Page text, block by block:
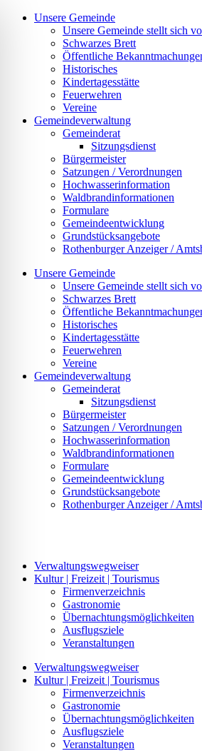
Zum
Unsere Gemeinde
Unsere Gemeinde stellt sich
Schwarzes Brett
Öffentliche
Historisches
Kindertagesstätte
Feuerwehren
Vereine
Gemeindeverwaltung
Gemeinderat
Sitzungsdienst
Bürgermeister
Satzungen / Verordnungen
Hochwasserinformation
Waldbrandinformationen
Formulare
Gemeindeentwicklung
Grundstücksangebote
Rothenburger Anzeiger /
Unsere Gemeinde
Unsere Gemeinde stellt sich
Schwarzes Brett
Öffentliche
Historisches
Kindertagesstätte
Feuerwehren
Vereine
Gemeindeverwaltung
Gemeinderat
Sitzungsdienst
Bürgermeister
Satzungen / Verordnungen
Hochwasserinformation
Waldbrandinformationen
Formulare
Gemeindeentwicklung
Grundstücksangebote
Rothenburger Anzeiger /
Verwaltungswegweiser
Kultur | Freizeit | Tourismus
Firmenverzeichnis
Gastronomie
Übernachtungsmöglichkeiten
Ausflugsziele
Veranstaltungen
Verwaltungswegweiser
Kultur | Freizeit | Tourismus
Firmenverzeichnis
Gastronomie
Übernachtungsmöglichkeiten
Ausflugsziele
Veranstaltungen